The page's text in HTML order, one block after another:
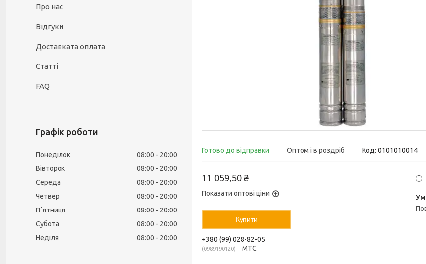
Готово до відправки Оптом і в роздріб Код: 0101010014
11 059,50 ₴
Показати оптові ціни
Купити
+380 (99) 028-82-05
0989190120 МТС
Про нас
Відгуки
Доставката оплата
Статті
FAQ
Графік роботи
Понеділок 08:00
20:00
Вівторок
08:00
20:00
Середа
08:00
20:00
Четвер
08:00
20:00
Пʼятниця
08:00
20:00
Субота
08:00
20:00
Неділя
08:00 20:00